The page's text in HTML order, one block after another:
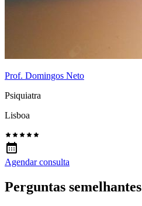
Prof. Domingos Neto
Psiquiatra
Lisboa
Agendar consulta
Perguntas semelhantes